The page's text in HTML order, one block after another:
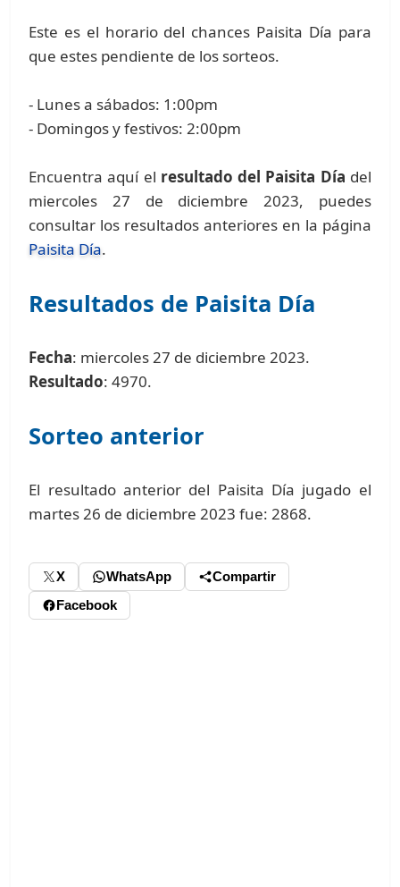
Este es el horario del chances Paisita Día para
que estes pendiente de los sorteos.
- Lunes a sábados: 1:00pm
- Domingos y festivos: 2:00pm
Encuentra aquí el resultado del Paisita Día del
miercoles 27 de diciembre 2023, puedes
consultar los resultados anteriores en la página
Paisita Día.
Resultados de Paisita Día
Fecha: miercoles 27 de diciembre 2023.
Resultado: 4970.
Sorteo anterior
El resultado anterior del Paisita Día jugado el
martes 26 de diciembre 2023 fue: 2868.
X WhatsApp
Compartir
Facebook